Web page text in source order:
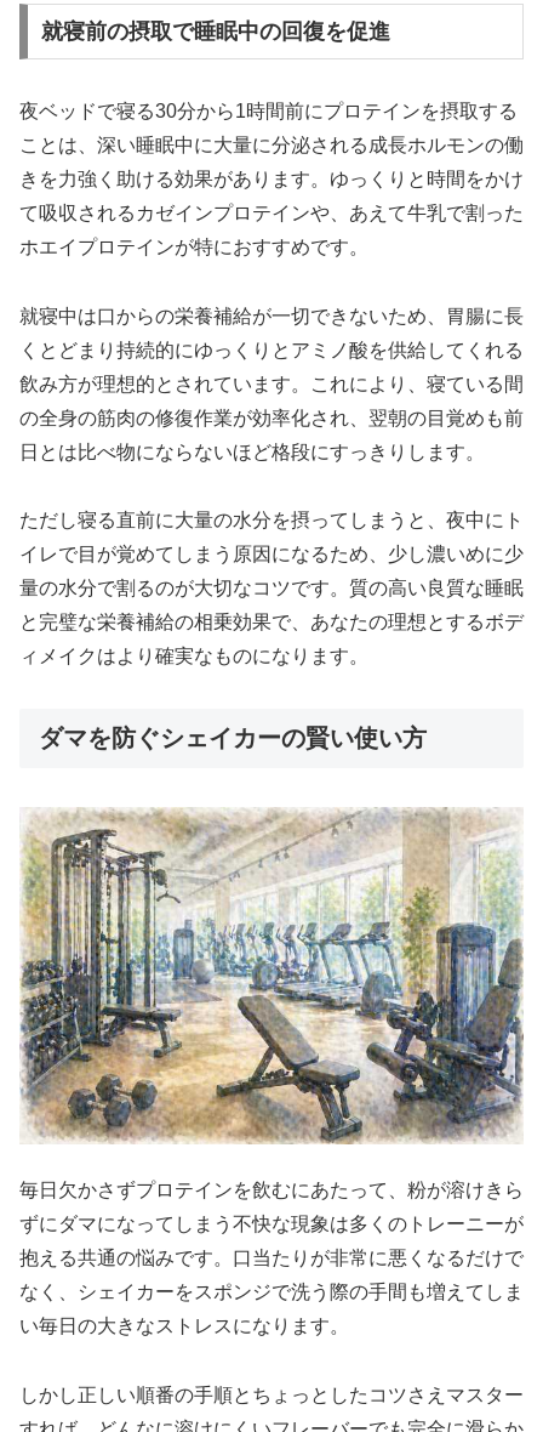
就寝前の摂取で睡眠中の回復を促進
夜ベッドで寝る30分から1時間前にプロテインを摂取する
ことは、深い睡眠中に大量に分泌される成長ホルモンの働
きを力強く助ける効果があります。ゆっくりと時間をかけ
て吸収されるカゼインプロテインや、あえて牛乳で割った
ホエイプロテインが特におすすめです。
就寝中は口からの栄養補給が一切できないため、胃腸に長
くとどまり持続的にゆっくりとアミノ酸を供給してくれる
飲み方が理想的とされています。これにより、寝ている間
の全身の筋肉の修復作業が効率化され、翌朝の目覚めも前
日とは比べ物にならないほど格段にすっきりします。
ただし寝る直前に大量の水分を摂ってしまうと、夜中にト
イレで目が覚めてしまう原因になるため、少し濃いめに少
量の水分で割るのが大切なコツです。質の高い良質な睡眠
と完璧な栄養補給の相乗効果で、あなたの理想とするボデ
ィメイクはより確実なものになります。
ダマを防ぐシェイカーの賢い使い方
毎日欠かさずプロテインを飲むにあたって、粉が溶けきら
ずにダマになってしまう不快な現象は多くのトレーニーが
抱える共通の悩みです。口当たりが非常に悪くなるだけで
なく、シェイカーをスポンジで洗う際の手間も増えてしま
い毎日の大きなストレスになります。
しかし正しい順番の手順とちょっとしたコツさえマスター